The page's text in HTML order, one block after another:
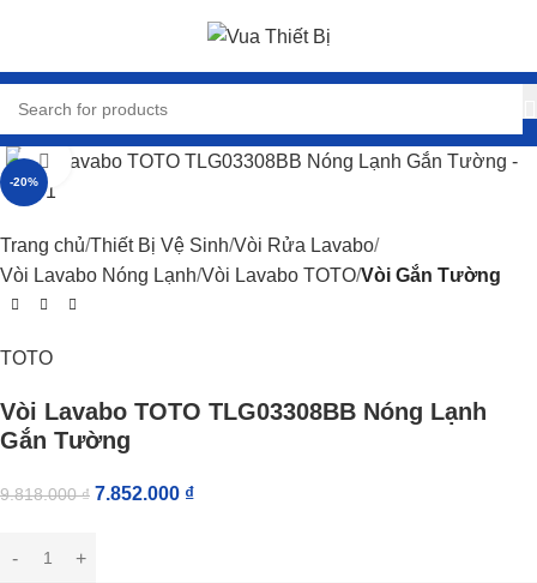
-20%
Click to enlarge
Trang chủ Thiết Bị Vệ Sinh Vòi Rửa Lavabo
Vòi Lavabo Nóng Lạnh Vòi Lavabo TOTO Vòi Gắn Tường
TOTO
Vòi Lavabo TOTO TLG03308BB Nóng Lạnh
Gắn Tường
9.818.000₫ 7.852.000 ₫